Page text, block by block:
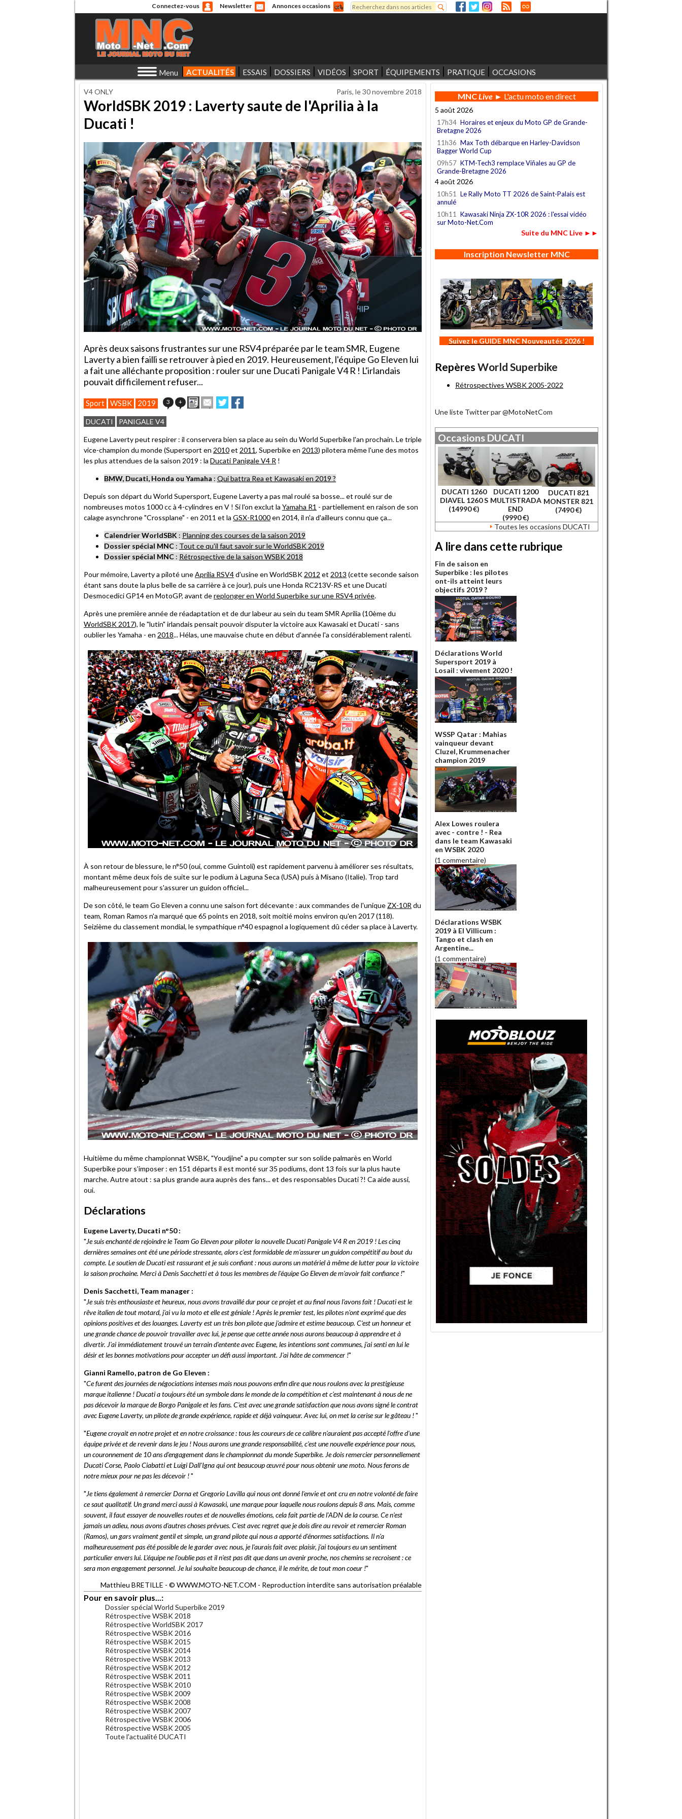
Connectez-vous Newsletter Annonces occasions
Formulaire de recherche
Rechercher
Menu ACTUALITÉS ESSAIS DOSSIERS VIDÉOS SPORT ÉQUIPEMENTS PRATIQUE OCCASIONS
V4 ONLY Paris, le30 novembre 2018
WorldSBK 2019 : Laverty saute de l'Aprilia à la
Ducati !
Après deux saisons frustrantes sur une RSV4 préparée par le team SMR, Eugene
Laverty a bien failli se retrouver à pied en 2019. Heureusement, l'équipe Go Eleven lui
a fait une alléchante proposition : rouler sur une Ducati Panigale V4 R ! L'irlandais
pouvait difficilement refuser...
Sport WSBK 2019 3 + ImprimerEnvoyer
cet
ami
Partager
sur
sur
DUCATI PANIGALE V4
Eugene Laverty peut respirer : il conservera bien sa place au sein du World Superbike l'an prochain. Le triple
vice-champion du monde (Supersport en 2010et 2011, Superbike en 2013) pilotera même l'une des motos
les plus attendues de la saison 2019 : la Ducati Panigale V4 R !
BMW, Ducati, Honda ou Yamaha : Qui battra Rea et Kawasaki en 2019 ?
Depuis son départ du World Supersport, Eugene Laverty a pas mal roulé sa bosse... et roulé sur de
nombreuses motos 1000 cc à 4-cylindres en V ! Si l'on exclut la Yamaha R1 - partiellement en raison de son
calage asynchrone "Crossplane" - en 2011 et la GSX-R1000en 2014, il n'a d'ailleurs connu que ça...
Calendrier WorldSBK : Planning des courses de la saison 2019
Dossier spécial MNC : Tout ce qu'il faut savoir sur le WorldSBK 2019
Dossier spécial MNC : Rétrospective de la saison WSBK 2018
Pour mémoire, Laverty a piloté uneAprilia RSV4d'usine en WorldSBK 2012 et 2013 (cette seconde saison
étant sans doute la plus belle de sa carrière à ce jour), puis une Honda RC213V-RS et une Ducati
Desmocedici GP14 en MotoGP, avant dereplonger en World Superbike sur une RSV4 privée.
Après une première année de réadaptation et de dur labeur au sein du team SMR Aprilia (10ème du
WorldSBK 2017), le "lutin" irlandais pensait pouvoir disputer la victoire aux Kawasaki et Ducati - sans
oublier les Yamaha - en 2018... Hélas, une mauvaise chute en début d'année l'a considérablement ralenti.
À son retour de blessure, le n°50 (oui, comme Guintoli) est rapidement parvenu à améliorer ses résultats,
montant même deux fois de suite sur le podium à Laguna Seca (USA) puis à Misano (Italie). Trop tard
malheureusement pour s'assurer un guidon officiel...
De son côté, le team Go Eleven a connu une saison fort décevante : aux commandes de l'unique ZX-10R du
team, Roman Ramos n'a marqué que 65 points en 2018, soit moitié moins environ qu'en 2017 (118).
Seizième du classement mondial, le sympathique n°40 espagnol a logiquement dû céder sa place à Laverty.
Huitième du même championnat WSBK, "Youdjine" a pu compter sur son solide palmarès en World
Superbike pour s'imposer : en 151 départs il est monté sur 35 podiums, dont 13 fois sur la plus haute
marche. Autre atout : sa plus grande aura auprès des fans... et des responsables Ducati ?! Ca aide aussi,
oui.
Déclarations
Eugene Laverty, Ducati n°50 :
"Je suis enchanté de rejoindre le Team Go Eleven pour piloter la nouvelle Ducati Panigale V4 R en 2019 ! Les cinq
dernières semaines ont été une période stressante, alors c'est formidable de m'assurer un guidon compétitif au bout du
compte. Le soutien de Ducati est rassurant et je suis confiant : nous aurons un matériel à même de lutter pour la victoire
la saison prochaine. Merci à Denis Sacchetti et à tous les membres de l'équipe Go Eleven de m'avoir fait confiance !"
Denis Sacchetti, Team manager :
"Je suis très enthousiaste et heureux, nous avons travaillé dur pour ce projet et au final nous l'avons fait ! Ducati est le
rêve italien de tout motard, j'ai vu la moto et elle est géniale ! Après le premier test, les pilotes n'ont exprimé que des
opinions positives et des louanges. Laverty est un très bon pilote que j'admire et estime beaucoup. C'est un honneur et
une grande chance de pouvoir travailler avec lui, je pense que cette année nous aurons beaucoup à apprendre et à
divertir. J'ai immédiatement trouvé un terrain d'entente avec Eugene, les intentions sont communes, j'ai senti en lui le
désir et les bonnes motivations pour accepter un défi aussi important. J'ai hâte de commencer !"
Gianni Ramello, patron de Go Eleven :
"Ce furent des journées de négociations intenses mais nous pouvons enfin dire que nous roulons avec la prestigieuse
marque italienne ! Ducati a toujours été un symbole dans le monde de la compétition et c'est maintenant à nous de ne
pas décevoir la marque de Borgo Panigale et les fans. C'est avec une grande satisfaction que nous avons signé le contrat
avec Eugene Laverty, un pilote de grande expérience, rapide et déjà vainqueur. Avec lui, on met la cerise sur le gâteau !"
"Eugene croyait en notre projet et en notre croissance : tous les coureurs de ce calibre n'auraient pas accepté l'offre d'une
équipe privée et de revenir dans le jeu ! Nous aurons une grande responsabilité, c'est une nouvelle expérience pour nous,
un couronnement de 10 ans d'engagement dans le championnat du monde Superbike. Je dois remercier personnellement
Ducati Corse, Paolo Ciabatti et Luigi Dall'Igna qui ont beaucoup œuvré pour nous obtenir une moto. Nous ferons de
notre mieux pour ne pas les décevoir !"
"Je tiens également à remercier Dorna et Gregorio Lavilla qui nous ont donné l'envie et ont cru en notre volonté de faire
ce saut qualitatif. Un grand merci aussi à Kawasaki, une marque pour laquelle nous roulons depuis 8 ans. Mais, comme
souvent, il faut essayer de nouvelles routes et de nouvelles émotions, cela fait partie de l'ADN de la course. Ce n'est
jamais un adieu, nous avons d'autres choses prévues. C'est avec regret que je dois dire au revoir et remercier Roman
(Ramos), un gars vraiment gentil et simple, un grand pilote qui nous a apporté d'énormes satisfactions. Il n'a
malheureusement pas été possible de le garder avec nous, je l'aurais fait avec plaisir, j'ai toujours eu un sentiment
particulier envers lui. L'équipe ne l'oublie pas et il n'est pas dit que dans un avenir proche, nos chemins se recroisent : ce
sera mon engagement personnel. Je lui souhaite beaucoup de chance, il le mérite, de tout mon coeur !"
Matthieu BRETILLE - © WWW.MOTO-NET.COM - Reproduction interdite sans autorisation préalable
Pour en savoir plus...:
Dossier spécial World Superbike 2019
Rétrospective WSBK 2018
Rétrospective WorldSBK 2017
Rétrospective WSBK 2016
Rétrospective WSBK 2015
Rétrospective WSBK 2014
Rétrospective WSBK 2013
Rétrospective WSBK 2012
Rétrospective WSBK 2011
Rétrospective WSBK 2010
Rétrospective WSBK 2009
Rétrospective WSBK 2008
Rétrospective WSBK 2007
Rétrospective WSBK 2006
Rétrospective WSBK 2005
Toute l'actualité DUCATI
MNCLive► L'actu moto en direct
5 août 2026
17h34 Horaires et enjeux du Moto GP de Grande-
Bretagne 2026
11h36 Max Toth débarque en Harley-Davidson
Bagger World Cup
09h57 KTM-Tech3 remplace Viñales au GP de
Grande-Bretagne 2026
4 août 2026
10h51
Le Rally Moto TT 2026 de Saint-Palais est
annulé
10h11
Kawasaki Ninja ZX-10R 2026 : l'essai vidéo
sur Moto-Net.Com
Suite du MNC Live ►►
Inscription Newsletter MNC
Suivez le GUIDE MNC Nouveautés 2026 !
Repères World Superbike
Rétrospectives WSBK 2005-2022
Une liste Twitter par @MotoNetCom
Occasions DUCATI
DUCATI 1260
DIAVEL 1260 S
(14990 €)
DUCATI 1200
MULTISTRADA
END
(9990 €)
DUCATI 821
MONSTER 821
(7490 €)
Toutes les occasions DUCATI
A lire dans cette rubrique
Fin de saison en
Superbike : les pilotes
ont-ils atteint leurs
objectifs 2019 ?
Déclarations World
Supersport 2019 à
Losail : vivement 2020 !
WSSP Qatar : Mahias
vainqueur devant
Cluzel, Krummenacher
champion 2019
Alex Lowes roulera
avec - contre ! - Rea
dans le team Kawasaki
en WSBK 2020
(1 commentaire)
Déclarations WSBK
2019 à El Villicum :
Tango et clash en
Argentine...
(1 commentaire)